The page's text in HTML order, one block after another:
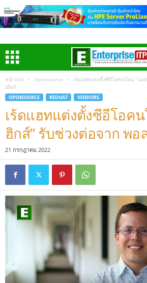
หน้าแรก Opensource
เร้ดแฮทแต่งตั้งซีอีโอคนใหม่ “แ
เมียร์
OPENSOURCE REDHAT VENDORS
เร้ดแฮทแต่งตั้งซีอีโอค
ฮิกส์” รับช่วงต่อจาก พอ
21 กรกฎาคม 2022